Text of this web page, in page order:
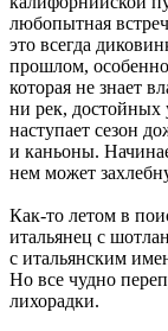
любопытная
это всегда
прошлом,
которая не знает
ни рек, достойных
наступает сезон
и каньоны.
нем может
Как-то летом в
итальянец с
с итальянским
Но все чудно
лихорадки.